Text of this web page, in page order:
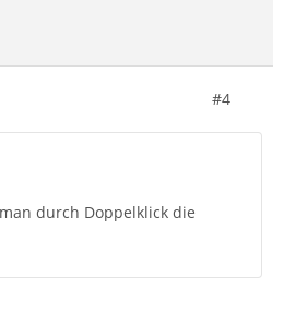
#4
durch Doppelklick die